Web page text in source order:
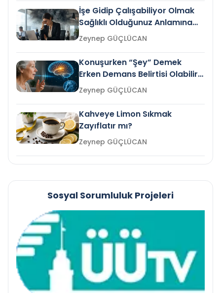
İşe Gidip Çalışabiliyor Olmak
Sağlıklı Olduğunuz Anlamına
Gelir mi?Zeynep GÜÇLÜCAN
Konuşurken “Şey” Demek
Erken Demans Belirtisi Olabilir
mi?
Zeynep GÜÇLÜCAN
Kahveye Limon Sıkmak
Zayıflatır mı?
Zeynep GÜÇLÜCAN
Sosyal Sorumluluk Projeleri